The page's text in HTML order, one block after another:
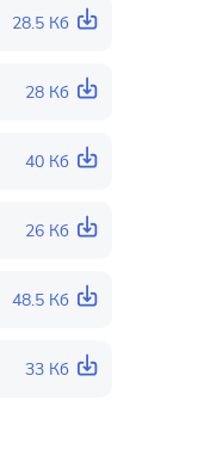
28.5 Кб
28 Кб
40 Кб
26 Кб
48.5 Кб
33 Кб